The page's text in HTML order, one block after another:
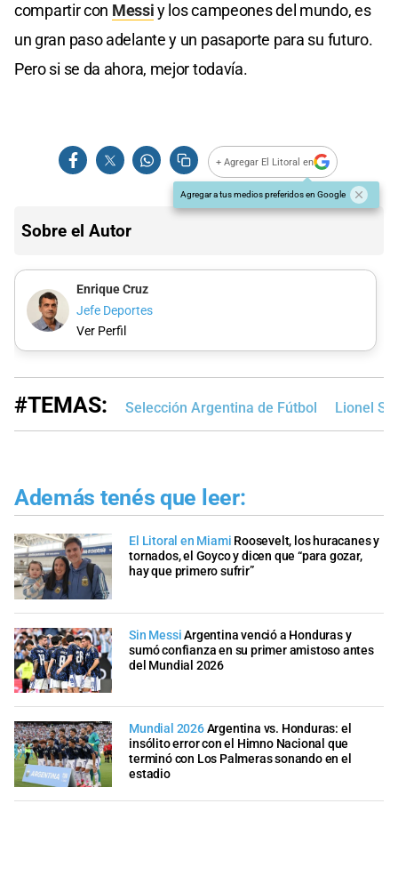
compartir con Messiy los campeones del mundo, es
un gran paso adelante y un pasaporte para su futuro.
Pero si se da ahora, mejor todavía.
+ Agregar El Litoral en
Agregar a tus medios preferidos en Google
Sobre el Autor
Enrique Cruz
Jefe Deportes
Ver Perfil
#TEMAS: Selección Argentina de Fútbol Lionel
Además tenés que leer:
El Litoral en Miami Roosevelt, los huracanes y
tornados, el Goyco y dicen que “para gozar,
hay que primero sufrir”
Sin MessiArgentina venció a Honduras y
sumó confianza en su primer amistoso antes
del Mundial 2026
Mundial 2026Argentina vs. Honduras: el
insólito error con el Himno Nacional que
terminó con Los Palmeras sonando en el
estadio